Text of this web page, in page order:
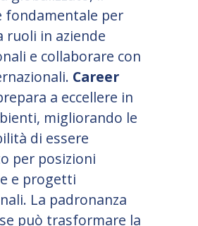
fondamentale per
ruoli in aziende
e collaborare con
Career
a eccellere in
migliorando le
di essere
per posizioni
e progetti
La padronanza
può trasformare la